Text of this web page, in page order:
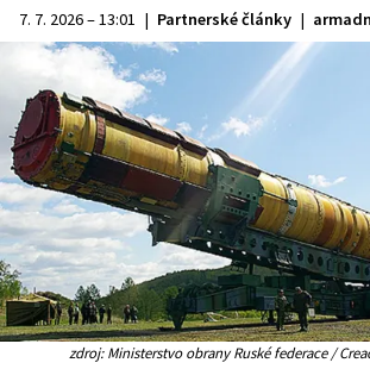
7. 7. 2026 – 13:01 | Partnerské články |
zdroj: Ministerstvo obrany Ruské federace /